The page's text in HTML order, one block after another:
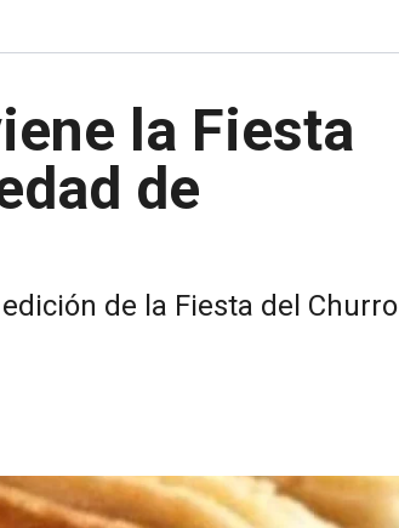
la Fiesta
de
de la Fiesta del Churro